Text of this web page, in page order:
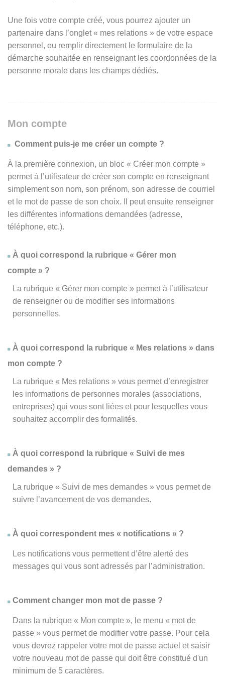
Une fois votre compte créé, vous pourrez ajouter un
partenaire dans l’onglet « mes relations » de votre espace
personnel, ou remplir directement le formulaire de la
démarche souhaitée en renseignant les coordonnées de la
personne morale dans les champs dédiés.
Mon compte
Comment puis-je me créer un compte ?
À la première connexion, un bloc « Créer mon compte »
permet à l’utilisateur de créer son compte en renseignant
simplement son nom, son prénom, son adresse de courriel
et le mot de passe de son choix. Il peut ensuite renseigner
les différentes informations demandées (adresse,
téléphone, etc.).
À quoi correspond la rubrique « Gérer mon
compte » ?
La rubrique « Gérer mon compte » permet à l’utilisateur
de renseigner ou de modifier ses informations
personnelles.
À quoi correspond la rubrique « Mes relations » dans
mon compte ?
La rubrique « Mes relations » vous permet d’enregistrer
les informations de personnes morales (associations,
entreprises) qui vous sont liées et pour lesquelles vous
souhaitez accomplir des formalités.
À quoi correspond la rubrique « Suivi de mes
demandes » ?
La rubrique « Suivi de mes demandes » vous permet de
suivre l’avancement de vos demandes.
À quoi correspondent mes « notifications » ?
Les notifications vous permettent d’être alerté des
messages qui vous sont adressés par l’administration.
Comment changer mon mot de passe ?
Dans la rubrique « Mon compte », le menu « mot de
passe » vous permet de modifier votre passe. Pour cela
vous devrez rappeler votre mot de passe actuel et saisir
votre nouveau mot de passe qui doit être constitué d'un
minimum de 5 caractères.